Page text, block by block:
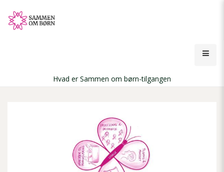
hovedindhold
Hvad er Sammen om børn-tilgangen